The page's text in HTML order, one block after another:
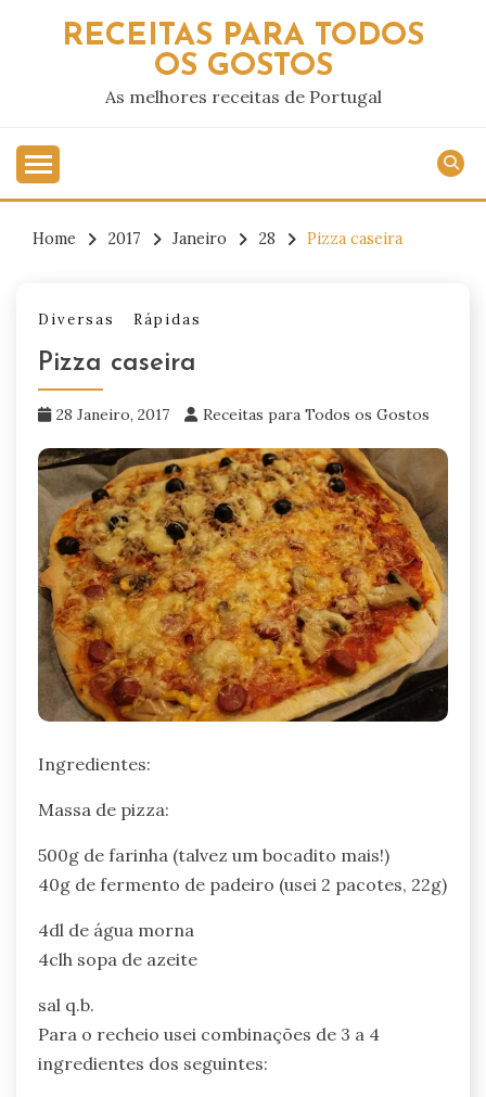
RECEITAS PARA TODOS
OS GOSTOS
As melhores receitas de Portugal
Home 2017 Janeiro 28 Pizza caseira
Diversas Rápidas
Pizza caseira
28 Janeiro, 2017 Receitas para Todos os Gostos
Ingredientes:
Massa de pizza:
500g de farinha (talvez um bocadito mais!)
40g de fermento de padeiro (usei 2 pacotes, 22g)
4dl de água morna
4clh sopa de azeite
sal q.b.
Para o recheio usei combinações de 3 a 4
ingredientes dos seguintes: